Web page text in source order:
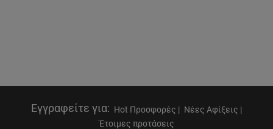
Εγγραφείτε για: Hot Προσφορές | Νέες Αφίξεις |
Έτοιμες προτάσεις